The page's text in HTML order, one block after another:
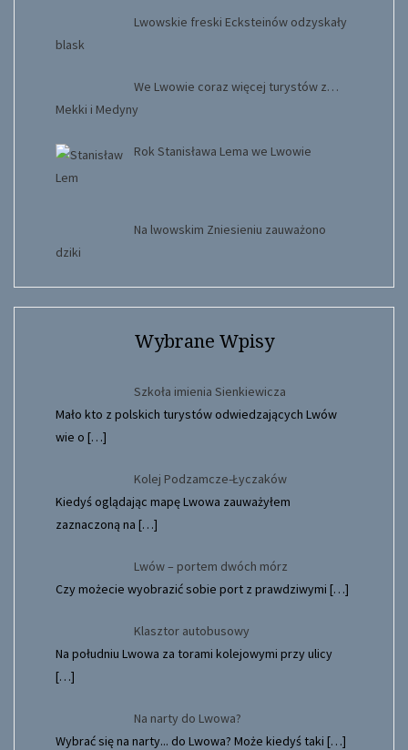
Lwowskie freski Ecksteinów odzyskały
blask
We Lwowie coraz więcej turystów z…
Mekki i Medyny
Rok Stanisława Lema we Lwowie
Na lwowskim Zniesieniu zauważono
dziki
Wybrane Wpisy
Szkoła imienia Sienkiewicza
Mało kto z polskich turystów odwiedzających Lwów
wie o […]
Kolej Podzamcze-Łyczaków
Kiedyś oglądając mapę Lwowa zauważyłem
zaznaczoną na […]
Lwów – portem dwóch mórz
Czy możecie wyobrazić sobie port z prawdziwymi […]
Klasztor autobusowy
Na południu Lwowa za torami kolejowymi przy ulicy
[…]
Na narty do Lwowa?
Wybrać się na narty... do Lwowa? Może kiedyś taki […]